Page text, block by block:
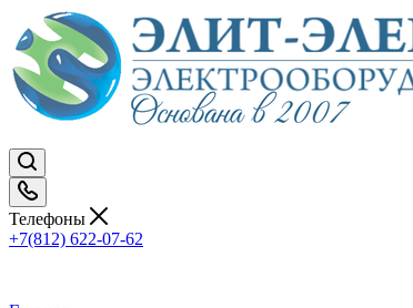
Телефоны
+7(812) 622-07-62